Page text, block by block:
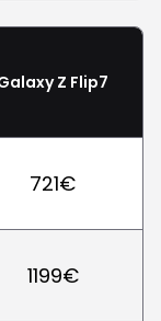
Z Flip7
721€
1199€